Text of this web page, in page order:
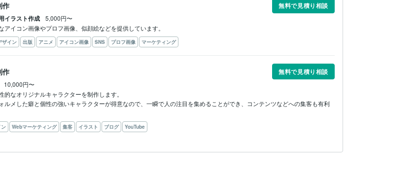
作
無料で見積り相談
イラスト作成
5,000円〜
アイコン画像やプロフ画像、似顔絵などを提供しています。
ザイン 出版 アニメ アイコン画像 SNS プロフ画像 マーケティング
作
無料で見積り相談
10,000円〜
的なオリジナルキャラクターを制作します。
ルメした癖と個性の強いキャラクターが得意なので、一瞬で人の注目を集めることができ、コンテンツなどへの集客も有利
ン Webマーケティング 集客 イラスト ブログ YouTube